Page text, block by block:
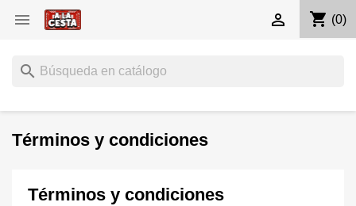
 shopping_cart (0)

search
Términos y condiciones
Términos y condiciones